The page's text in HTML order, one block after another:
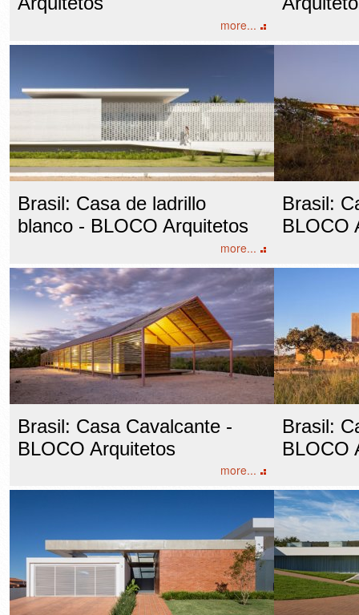
more...
Brasil: Casa de ladrillo
blanco - BLOCO Arquitetos
more...
Brasil:
BLOCO
Brasil: Casa Cavalcante -
BLOCO Arquitetos
more...
Brasil:
BLOCO